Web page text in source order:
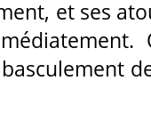
et ses